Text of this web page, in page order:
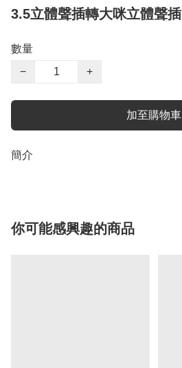
3.5立體聲插轉大咪立體聲插
數量
−
+
加至購物車
簡介
你可能感興趣的商品